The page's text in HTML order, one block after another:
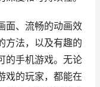
面、流畅的动画效
方法，以及有趣的
的手机游戏。无论
戏的玩家，都能在